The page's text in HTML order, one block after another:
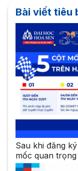
Bài viết tiêu
Sau khi đăng
mốc quan